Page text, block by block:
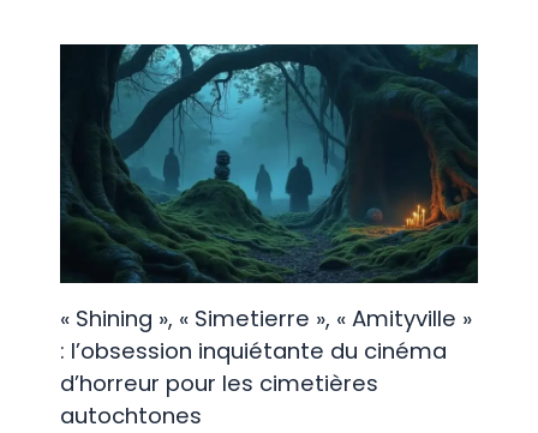
« Shining », « Simetierre », « Amityville »
: l’obsession inquiétante du cinéma
d’horreur pour les cimetières
autochtones